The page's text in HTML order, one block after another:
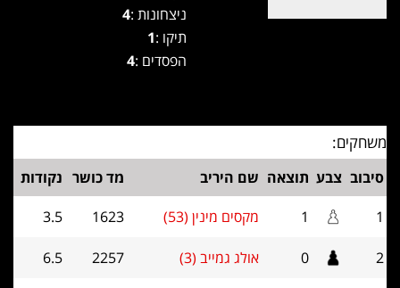
ניצחונות :4
תיקו :1
הפסדים :4
משחקים:
סיבוב צבע תוצאה שם היריב מד כושר נקודות
1
1 מקסים מינין (53) 1623
3.5
2
0 אולג גמייב (3) 2257
6.5